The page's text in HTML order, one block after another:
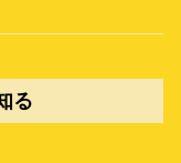
る